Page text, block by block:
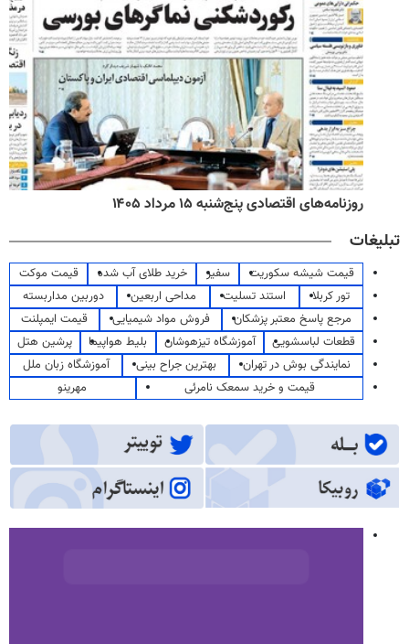
روزنامه‌های اقتصادی پنج‌شنبه ۱۵ مرداد ۱۴۰۵
تبلیغات
قیمت شیشه سکوریت سفیر خرید طلای آب شده
قیمت موکت
تور کربلا
استند تسلیت مداحی اربعین
دوربین مداربسته
مرجع پاسخ معتبر پزشکان
فروش مواد شیمیایی
قیمت ایمپلنت
قطعات لباسشویی
آموزشگاه تیزهوشان بلیط هواپیما
پرشین هتل
نمایندگی بوش در تهران
بهترین جراح بینی
آموزشگاه زبان ملل
قیمت و خرید سمعک نامرئی
مهرینو